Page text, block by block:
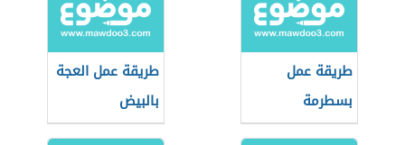
طريقة عمل
بسطرمة
طريقة عمل العجة
بالبيض
والبقدونس